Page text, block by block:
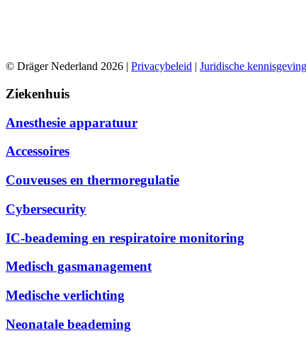
© Dräger Nederland 2026 | Privacybeleid | Juridische kennisgeving
Ziekenhuis
Anesthesie apparatuur
Accessoires
Couveuses en thermoregulatie
Cybersecurity
IC-beademing en respiratoire monitoring
Medisch gasmanagement
Medische verlichting
Neonatale beademing